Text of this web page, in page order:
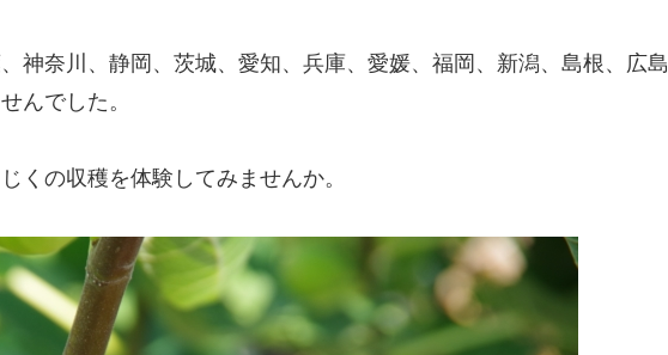
神奈川、静岡、茨城、愛知、兵庫、愛媛、福岡、新潟、島根、広
んでした。
くの収穫を体験してみませんか。